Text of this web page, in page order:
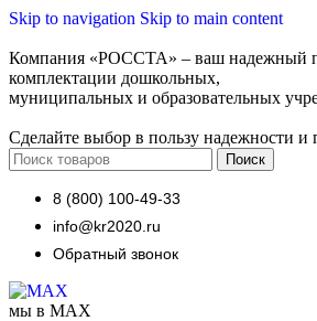
Skip to navigation Skip to main content
Компания «РОССТА» – ваш надежный
комплектации дошкольных,
муниципальных и образовательных
Сделайте выбор в пользу надежности и
Поиск
8 (800) 100-49-33
info@kr2020.ru
Обратный звонок
мы в MAX